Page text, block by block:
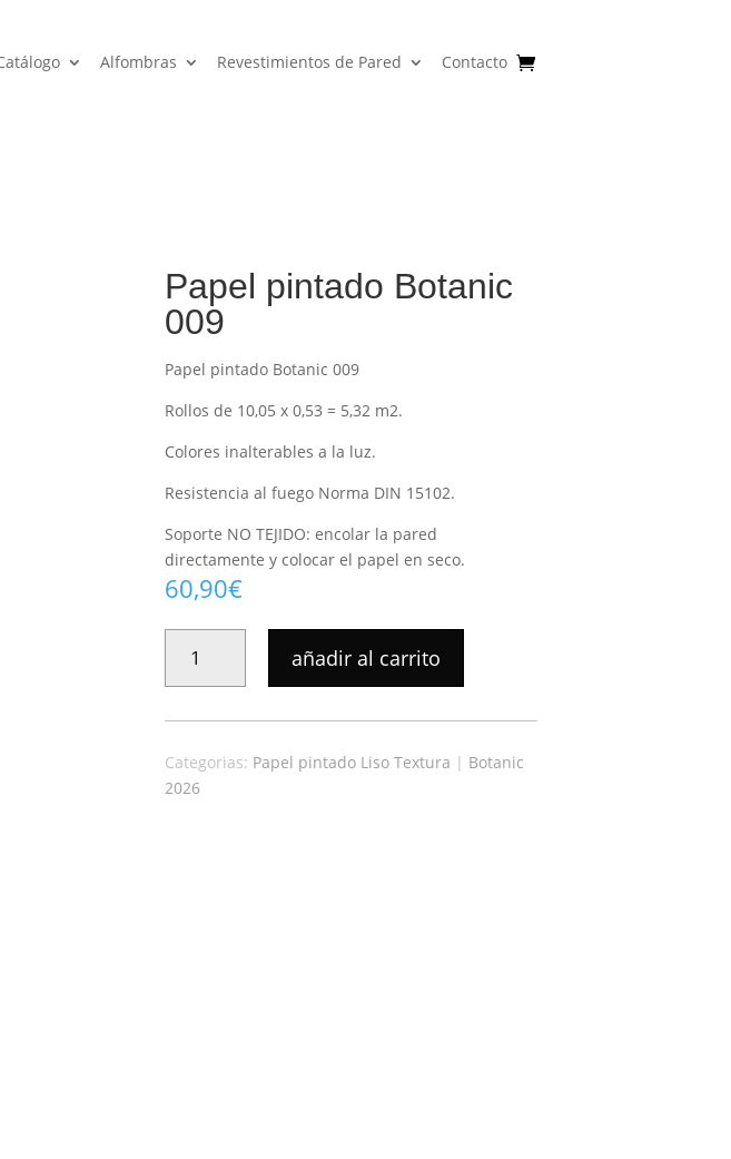
Alfombras Revestimientos de Pared Contacto
Papel pintado Botanic
009
Papel pintado Botanic 009
Rollos de 10,05 x 0,53 = 5,32 m2.
Colores inalterables a la luz.
Resistencia al fuego Norma DIN 15102.
Soporte NO TEJIDO: encolar la pared
directamente y colocar el papel en seco.
60,90€
PINTADO
BOTANIC
009
añadir al carrito
Categorias: Papel pintado Liso Textura | Botanic
2026